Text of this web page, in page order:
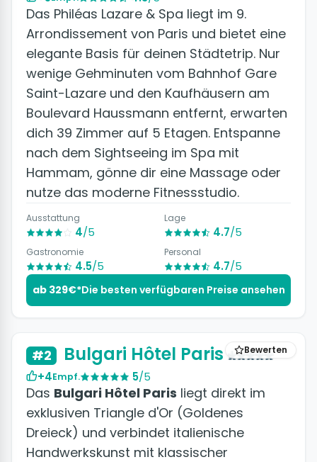
Das Philéas Lazare & Spa liegt im 9.
Arrondissement von Paris und bietet eine
elegante Basis für deinen Städtetrip. Nur
wenige Gehminuten vom Bahnhof Gare
Saint-Lazare und den Kaufhäusern am
Boulevard Haussmann entfernt, erwarten
dich 39 Zimmer auf 5 Etagen. Entspanne
nach dem Sightseeing im Spa mit
Hammam, gönne dir eine Massage oder
nutze das moderne Fitnessstudio.
Ausstattung
4/5
Lage
4.7/5
Gastronomie
4.5/5
Personal
4.7/5
ab 329€*Die besten verfügbaren Preise ansehen
Bewerten
#2 Bulgari Hôtel Paris
+4Empf. 5/5
Das Bulgari Hôtel Paris liegt direkt im
exklusiven Triangle d'Or (Goldenes
Dreieck) und verbindet italienische
Handwerkskunst mit klassischer